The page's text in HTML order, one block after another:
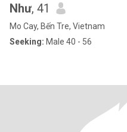
Như, 41
Mo Cay, Bến Tre, Vietnam
Seeking: Male 40 - 56